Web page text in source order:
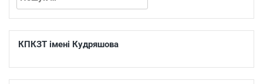
КПКЗТ імені Кудряшова